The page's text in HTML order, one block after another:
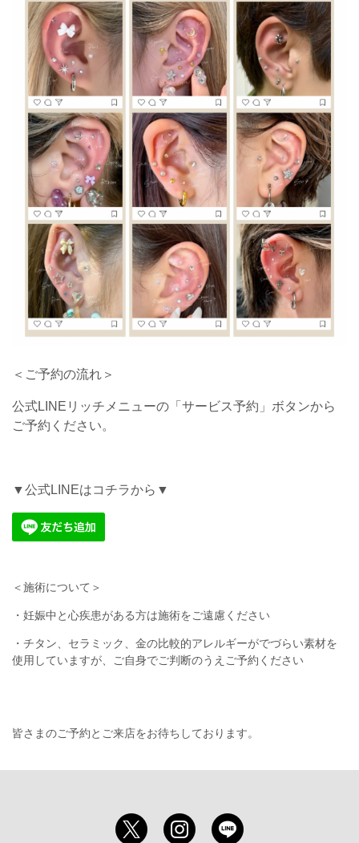
＜ご予約の流れ＞
公式LINEリッチメニューの「サービス予約」ボタンから
ご予約ください。
▼公式LINEはコチラから▼
＜施術について＞
・妊娠中と心疾患がある方は施術をご遠慮ください
・チタン、セラミック、金の比較的アレルギーがでづらい素材を
使用していますが、ご自身でご判断のうえご予約ください
皆さまのご予約とご来店をお待ちしております。